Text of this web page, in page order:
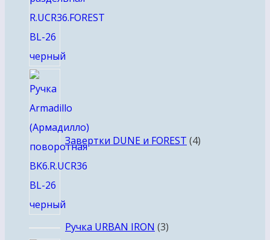
Завертки DUNE и FOREST 4
Ручка URBAN IRON 33